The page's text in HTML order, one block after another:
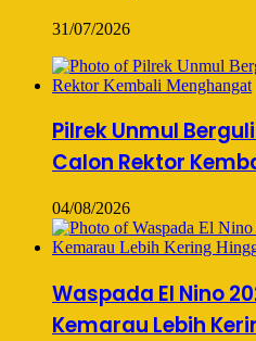
31/07/2026
Pilrek Unmul
Calon Rektor
04/08/2026
Waspada El Nino
Kemarau Lebih